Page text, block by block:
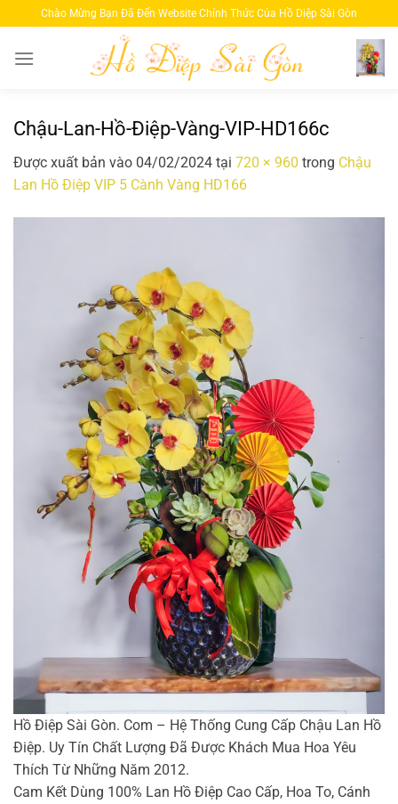
qua
nội
Chào Mừng Bạn Đã Đến Website Chính Thức Của Hồ Diệp Sài Gòn
Chậu-Lan-Hồ-Điệp-Vàng-VIP-HD166c
Được xuất bản vào 04/02/2024 tại 720 × 960 trong Chậu
Lan Hồ Điệp VIP 5 Cành Vàng HD166
Hồ Điệp Sài Gòn. Com – Hệ Thống Cung Cấp Chậu Lan Hồ
Điệp. Uy Tín Chất Lượng Đã Được Khách Mua Hoa Yêu
Thích Từ Những Năm 2012.
Cam Kết Dùng 100% Lan Hồ Điệp Cao Cấp, Hoa To, Cánh